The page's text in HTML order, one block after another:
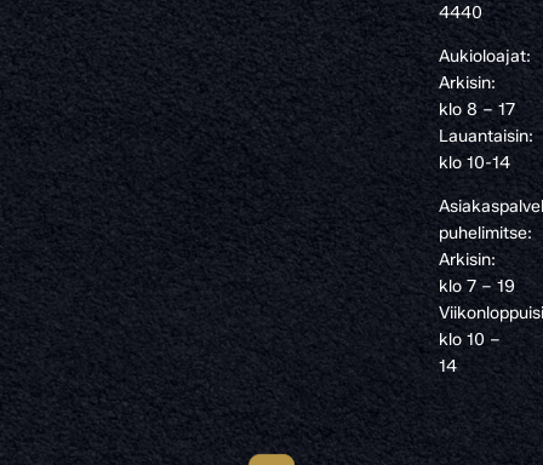
4440
Aukioloajat:
Arkisin:
klo 8 – 17
Lauantaisin:
klo 10-14
puhelimitse:
Arkisin:
klo 7 – 19
klo 10 –
14